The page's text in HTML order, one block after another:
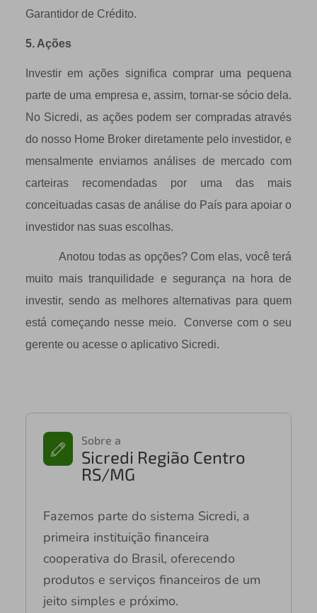
Garantidor de Crédito.
5. Ações
Investir em ações significa comprar uma pequena
parte de uma empresa e, assim, tornar-se sócio dela.
No Sicredi, as ações podem ser compradas através
do nosso Home Broker diretamente pelo investidor, e
mensalmente enviamos análises de mercado com
carteiras recomendadas por uma das mais
conceituadas casas de análise do País para apoiar o
investidor nas suas escolhas.
Anotou todas as opções? Com elas, você terá
muito mais tranquilidade e segurança na hora de
investir, sendo as melhores alternativas para quem
está começando nesse meio. Converse com o seu
gerente ou acesse o aplicativo Sicredi.
Sobre a
Sicredi Região Centro
RS/MG
Fazemos parte do sistema Sicredi, a
primeira instituição financeira
cooperativa do Brasil, oferecendo
produtos e serviços financeiros de um
jeito simples e próximo.